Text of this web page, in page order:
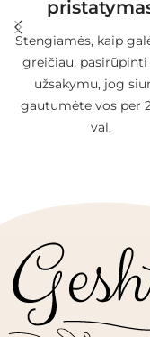
Stengiamės, kaip
greičiau, pasirūpinti
užsakymu, jog
gautumėte vos per
val.